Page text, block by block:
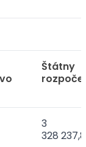
Štátny
3
328